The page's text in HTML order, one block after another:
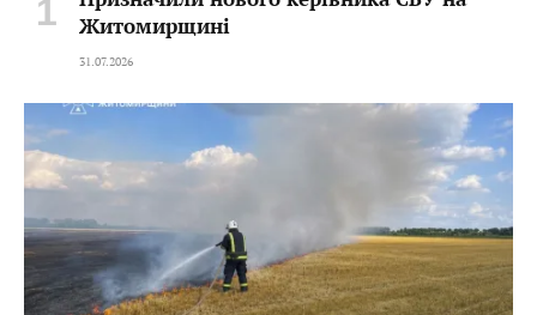
Житомирщині
31.07.2026